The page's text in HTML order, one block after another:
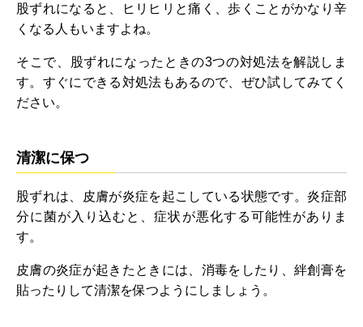
股ずれになると、ヒリヒリと痛く、歩くことがかなり辛
くなる人もいますよね。
そこで、股ずれになったときの3つの対処法を解説しま
す。すぐにできる対処法もあるので、ぜひ試してみてく
ださい。
清潔に保つ
股ずれは、皮膚が炎症を起こしている状態です。炎症部
分に菌が入り込むと、症状が悪化する可能性がありま
す。
皮膚の炎症が起きたときには、消毒をしたり、絆創膏を
貼ったりして清潔を保つようにしましょう。